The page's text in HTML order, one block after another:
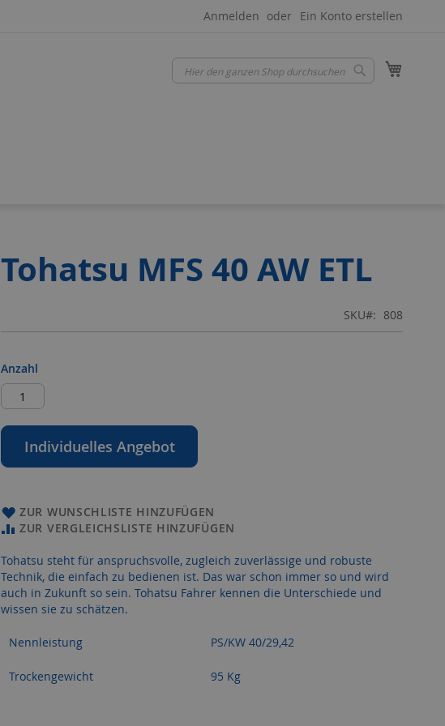
Anmelden Ein Konto erstellen
Suche
Tohatsu MFS 40 AW ETL
SKU 808
Anzahl
Individuelles Angebot
ZUR WUNSCHLISTE HINZUFÜGEN
ZUR VERGLEICHSLISTE HINZUFÜGEN
Tohatsu steht für anspruchsvolle, zugleich zuverlässige und robuste
Technik, die einfach zu bedienen ist. Das war schon immer so und wird
auch in Zukunft so sein. Tohatsu Fahrer kennen die Unterschiede und
wissen sie zu schätzen.
Nennleistung PS/KW 40/29,42
Trockengewicht 95 Kg